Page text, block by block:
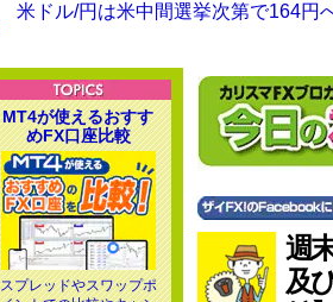
米ドル/円は米中間選挙次第で164円
週
及
MT4が使えるおすす
めFX口座比較
スプレッドやスワップポ